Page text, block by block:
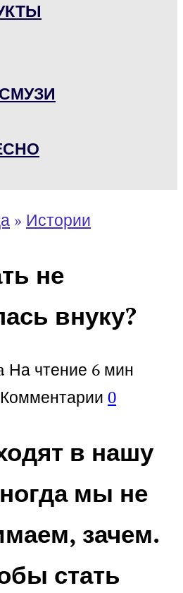
» Истории
не
внуку?
На чтение 6 мин
Комментарии 0
в нашу
мы не
зачем.
стать